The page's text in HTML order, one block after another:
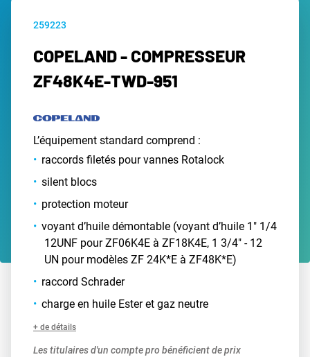
259223
COPELAND - COMPRESSEUR
ZF48K4E-TWD-951
L’équipement standard comprend :
raccords filetés pour vannes Rotalock
silent blocs
protection moteur
voyant d’huile démontable (voyant d’huile 1" 1/4
12UNF pour ZF06K4E à ZF18K4E, 1 3/4" - 12
UN pour modèles ZF 24K*E à ZF48K*E)
raccord Schrader
charge en huile Ester et gaz neutre
+ de détails
Les titulaires d'un compte pro bénéficient de prix